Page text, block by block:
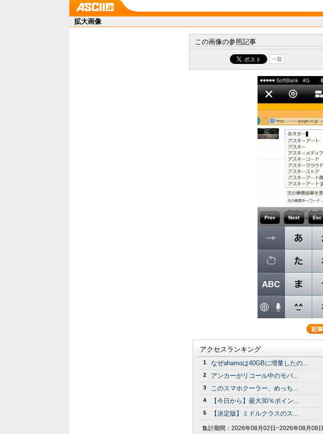
拡大画像
この画像の参照記事
一覧
アクセスランキング
1 なぜahamoは40GBに増量したの...
2 アンカーがリコール中のモバ...
3 このスマホクーラー、めっち...
4 【今日から】最大30％ポイン...
5 【決定版】ミドルクラスのス...
集計期間： 2026年08月02日~2026年08月08日